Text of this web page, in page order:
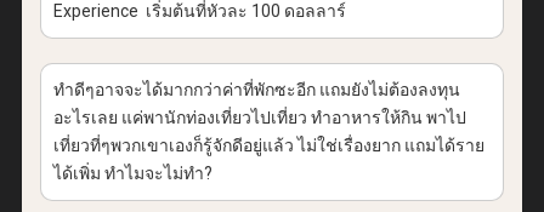
Experience เริ่มต้นที่หัวละ 100 ดอลลาร์
ทำดีๆอาจจะได้มากกว่าค่าที่พักซะอีก แถมยังไม่ต้องลงทุน
อะไรเลย แค่พานักท่องเที่ยวไปเที่ยว ทำอาหารให้กิน พาไป
เที่ยวที่ๆพวกเขาเองก็รู้จักดีอยู่แล้ว ไม่ใช่เรื่องยาก แถมได้ราย
ได้เพิ่ม ทำไมจะไม่ทำ?